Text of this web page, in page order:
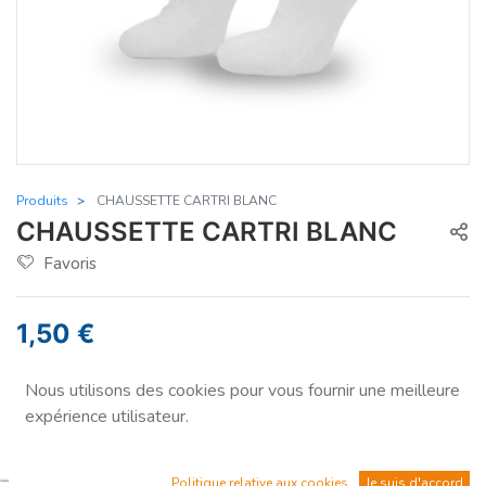
Produits CHAUSSETTE CARTRI BLANC
CHAUSSETTE CARTRI BLANC
Favoris
1,50 €
Nous utilisons des cookies pour vous fournir une meilleure
expérience utilisateur.